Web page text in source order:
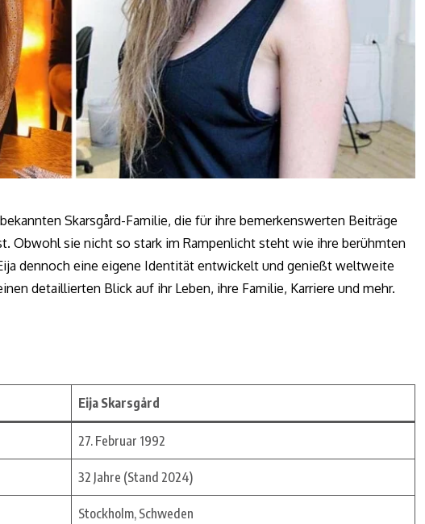
Skarsgård-Familie, die für ihre bemerkenswerten Beiträge
Obwohl sie nicht so stark im Rampenlicht steht wie ihre berühmten
dennoch eine eigene Identität entwickelt und genießt weltweite
detaillierten Blick auf ihr Leben, ihre Familie, Karriere und mehr.
Eija Skarsgård
27. Februar 1992
32 Jahre (Stand 2024)
Stockholm, Schweden